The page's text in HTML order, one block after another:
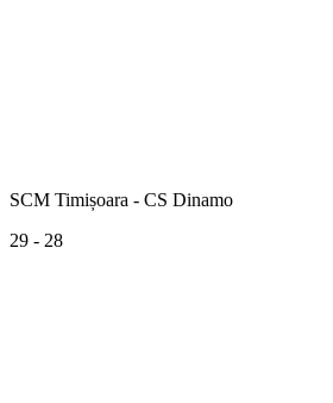
SCM Timișoara - CS Dinamo
29 - 28